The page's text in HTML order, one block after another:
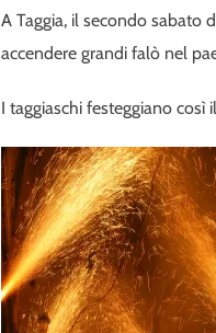
A Taggia, il secondo sabato
accendere grandi falò nel
I taggiaschi festeggiano